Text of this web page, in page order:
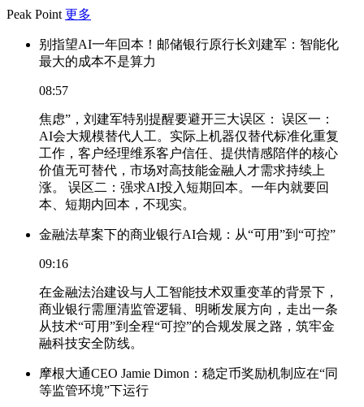
Peak Point 更多
别指望AI一年回本！邮储银行原行长刘建军：智能化
最大的成本不是算力
08:57
焦虑”，刘建军特别提醒要避开三大误区： 误区一：
AI会大规模替代人工。实际上机器仅替代标准化重复
工作，客户经理维系客户信任、提供情感陪伴的核心
价值无可替代，市场对高技能金融人才需求持续上
涨。 误区二：强求AI投入短期回本。一年内就要回
本、短期内回本，不现实。
金融法草案下的商业银行AI合规：从“可用”到“可控”
09:16
在金融法治建设与人工智能技术双重变革的背景下，
商业银行需厘清监管逻辑、明晰发展方向，走出一条
从技术“可用”到全程“可控”的合规发展之路，筑牢金
融科技安全防线。
摩根大通CEO Jamie Dimon：稳定币奖励机制应在“同
等监管环境”下运行